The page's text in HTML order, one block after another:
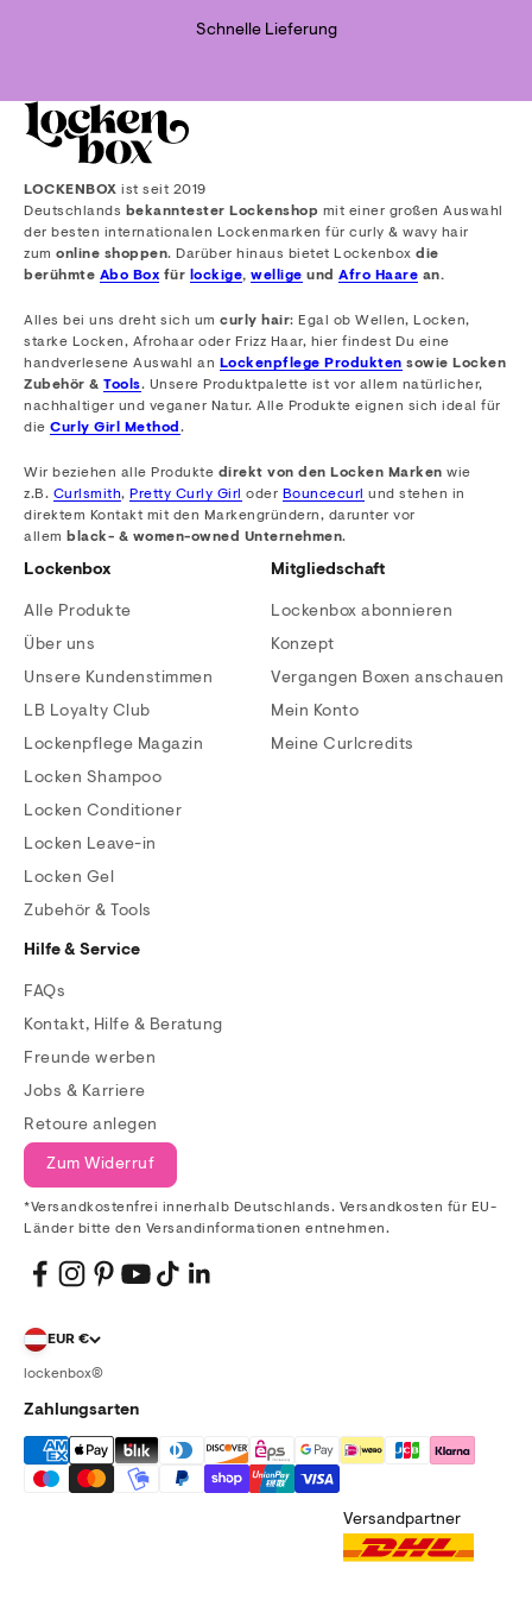
Schnelle Lieferung
LOCKENBOX ist seit 2019
Deutschlands bekanntester Lockenshop mit einer großen Auswahl
der besten internationalen Lockenmarken für curly & wavy hair
zum online shoppen. Darüber hinaus bietet Lockenbox die
berühmte Abo Box für lockige, wellige und Afro Haare an.
Alles bei uns dreht sich um curly hair: Egal ob Wellen, Locken,
starke Locken, Afrohaar oder Frizz Haar, hier findest Du eine
handverlesene Auswahl an Lockenpflege Produkten sowie Locken
Zubehör & Tools. Unsere Produktpalette ist vor allem natürlicher,
nachhaltiger und veganer Natur. Alle Produkte eignen sich ideal für
die Curly Girl Method .
Wir beziehen alle Produkte direkt von den Locken Marken wie
z.B. Curlsmith, Pretty Curly Girl oder Bouncecurl und stehen in
direktem Kontakt mit den Markengründern, darunter vor
allem black- & women-owned Unternehmen.
Lockenbox
Alle Produkte
Über uns
Unsere Kundenstimmen
LB Loyalty Club
Lockenpflege Magazin
Locken Shampoo
Locken Conditioner
Locken Leave-in
Locken Gel
Zubehör & Tools
Mitgliedschaft
Lockenbox abonnieren
Konzept
Vergangen Boxen anschauen
Mein Konto
Meine Curlcredits
Hilfe & Service
FAQs
Kontakt, Hilfe & Beratung
Freunde werben
Jobs & Karriere
Retoure anlegen
Zum Widerruf
*Versandkostenfrei innerhalb Deutschlands. Versandkosten für EU-
Länder bitte den Versandinformationen entnehmen.
EUR €
lockenbox®
Zahlungsarten
Versandpartner